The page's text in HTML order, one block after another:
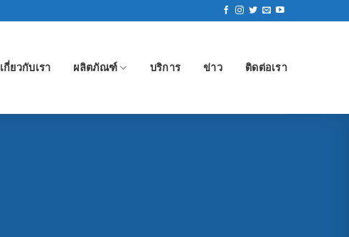
เกี่ยวกับเรา ผลิตภัณฑ์ บริการ ข่าว ติดต่อเรา